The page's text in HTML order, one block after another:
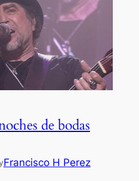
de bodas
Francisco H Perez